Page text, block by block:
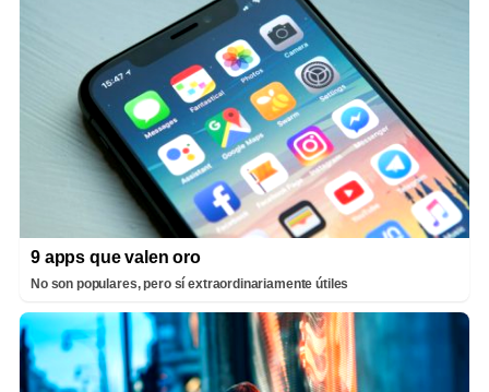
9 apps que valen oro
No son populares, pero sí extraordinariamente útiles